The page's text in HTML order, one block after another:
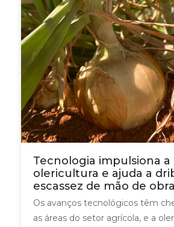
Tecnologia impulsiona a
olericultura e ajuda a
escassez de mão de obra
Os avanços tecnológicos têm
as áreas do setor agrícola, e a